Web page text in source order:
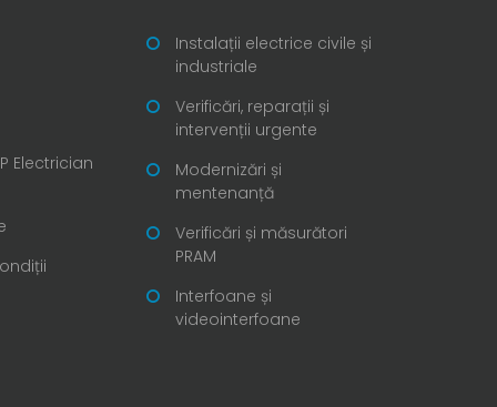
Electrician
Instalații electrice civile și
industriale
Verificări, reparații și
intervenții urgente
Modernizări și
mentenanță
Verificări și măsurători
PRAM
Interfoane și
videointerfoane